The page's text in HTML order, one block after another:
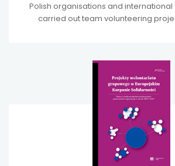
Polish organisations and
carried out team volunteering